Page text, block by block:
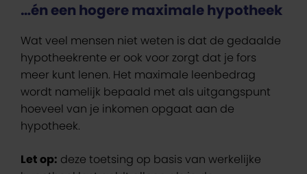
…én een hogere maximale hypotheek
Wat veel mensen niet weten is dat de gedaalde
hypotheekrente er ook voor zorgt dat je fors
meer kunt lenen. Het maximale leenbedrag
wordt namelijk bepaald met als uitgangspunt
hoeveel van je inkomen opgaat aan de
hypotheek.
Let op: deze toetsing op basis van werkelijke